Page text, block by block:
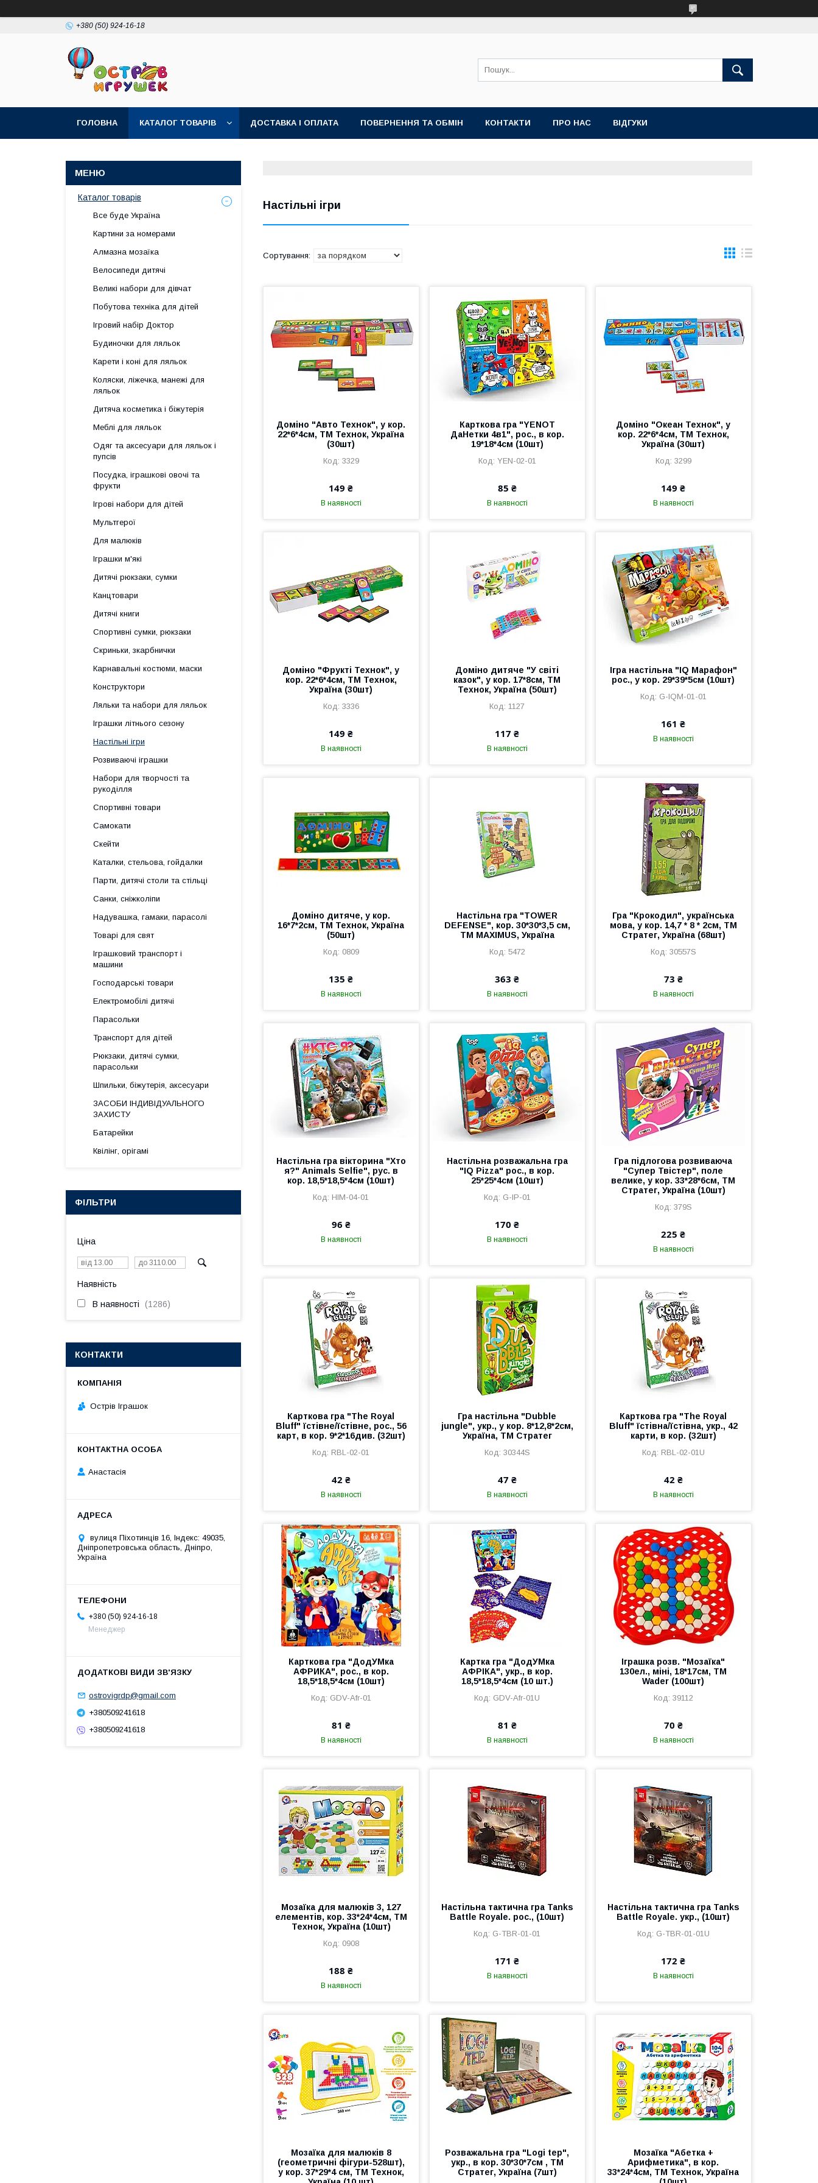
+380 (50) 924-16-18
ГОЛОВНА КАТАЛОГ ТОВАРІВ ДОСТАВКА І ОПЛАТА ПОВЕРНЕННЯ ТА ОБМІН КОНТАКТИ ПРО НАС ВІДГУКИ
Настільні ігри
Доміно "Авто Технок", у кор.
22*6*4см, ТМ Технок, Україна
(30шт)
3329
149 ₴
В наявності
Карткова гра "YENOT
ДаНетки 4в1", рос., в кор.
19*18*4см (10шт)
YEN-02-01
85 ₴
В наявності
Доміно "Океан Технок", у
кор. 22*6*4см, ТМ Технок,
Україна (30шт)
3299
149 ₴
В наявності
Доміно "Фрукті Технок", у
кор. 22*6*4см, ТМ Технок,
Україна (30шт)
3336
149 ₴
В наявності
Доміно дитяче "У світі
казок", у кор. 17*8см, ТМ
Технок, Україна (50шт)
1127
117 ₴
В наявності
Ігра настільна "IQ Марафон"
рос., у кор. 29*39*5см (10шт)
G-IQM-01-01
161 ₴
В наявності
Доміно дитяче, у кор.
16*7*2см, ТМ Технок, Україна
(50шт)
0809
135 ₴
В наявності
Настільна гра "TOWER
DEFENSE", кор. 30*30*3,5 см,
ТМ MAXIMUS, Україна
5472
363 ₴
В наявності
Гра "Крокодил", українська
мова, у кор. 14,7 * 8 * 2см, ТМ
Стратег, Україна (68шт)
30557S
73 ₴
В наявності
Настільна гра вікторина "Хто
я?" Animals Selfie", рус. в
кор. 18,5*18,5*4см (10шт)
HIM-04-01
96 ₴
В наявності
Настільна розважальна гра
"IQ Pizza" рос., в кор.
25*25*4см (10шт)
G-IP-01
170 ₴
В наявності
Гра підлогова розвиваюча
"Супер Твістер", поле
велике, у кор. 33*28*6см, ТМ
Стратег, Україна (10шт)
379S
225 ₴
В наявності
Карткова гра "The Royal
Bluff" їстівне/їстівне, рос., 56
карт, в кор. 9*2*16див. (32шт)
RBL-02-01
42 ₴
В наявності
Гра настільна "Dubble
jungle", укр., у кор. 8*12,8*2см,
Україна, ТМ Стратег
30344S
47 ₴
В наявності
Карткова гра "The Royal
Bluff" їстівна/їстівна, укр., 42
карти, в кор. (32шт)
RBL-02-01U
42 ₴
В наявності
Карткова гра "ДодУМка
АФРИКА", рос., в кор.
18,5*18,5*4см (10шт)
GDV-Afr-01
81 ₴
В наявності
Картка гра "ДодУМка
АФРІКА", укр., в кор.
18,5*18,5*4см (10 шт.)
GDV-Afr-01U
81 ₴
В наявності
Іграшка розв. "Мозаїка"
130ел., міні, 18*17см, ТМ
Wader (100шт)
39112
70 ₴
В наявності
Мозаїка для малюків 3, 127
елементів, кор. 33*24*4см, ТМ
Технок, Україна (10шт)
0908
188 ₴
В наявності
Настільна тактична гра Tanks
Battle Royale. рос., (10шт)
G-TBR-01-01
171 ₴
В наявності
Настільна тактична гра Tanks
Battle Royale. укр., (10шт)
G-TBR-01-01U
172 ₴
В наявності
Мозаїка для малюків 8
(геометричні фігури-528шт),
у кор. 37*29*4 см, ТМ Технок,
Розважальна гра "Logi tep",
укр., в кор. 30*30*7см , ТМ
Стратег, Україна (7шт)
Мозаїка "Абетка +
Арифметика", в кор.
33*24*4см, ТМ Технок, Україна
Каталог товарів
Все буде Україна
Картини за номерами
Алмазна мозаїка
Велосипеди дитячі
Великі набори для дівчат
Побутова техніка для дітей
Ігровий набір Доктор
Будиночки для ляльок
Карети і коні для ляльок
Коляски, ліжечка, манежі для
ляльок
Дитяча косметика і біжутерія
Меблі для ляльок
Одяг та аксесуари для ляльок і
пупсів
Посудка, іграшкові овочі та
фрукти
Ігрові набори для дітей
Мультгерої
Для малюків
Іграшки м'які
Дитячі рюкзаки, сумки
Канцтовари
Дитячі книги
Спортивні сумки, рюкзаки
Скриньки, зкарбнички
Карнавальні костюми, маски
Конструктори
Ляльки та набори для ляльок
Іграшки літнього сезону
Настільні ігри
Розвиваючі іграшки
Набори для творчості та
рукоділля
Спортивні товари
Самокати
Скейти
Каталки, стельова, гойдалки
Парти, дитячі столи та стільці
Санки, сніжколіпи
Надувашка, гамаки, парасолі
Товарі для свят
Іграшковий транспорт і
машини
Господарські товари
Електромобілі дитячі
Парасольки
Транспорт для дітей
Рюкзаки, дитячі сумки,
парасольки
Шпильки, біжутерія, аксесуари
ЗАСОБИ ІНДИВІДУАЛЬНОГО
ЗАХИСТУ
Батарейки
Квілінг, орігамі
ФІЛЬТРИ
Ціна
Наявність
В наявності 1286
КОНТАКТИ
Острів Іграшок
Анастасія
вулиця Піхотинців 16, Індекс: 49035,
Дніпропетровська область, Дніпро,
Україна
+380 (50) 924-16-18
Менеджер
ostrovigrdp@gmail.com
+380509241618
+380509241618